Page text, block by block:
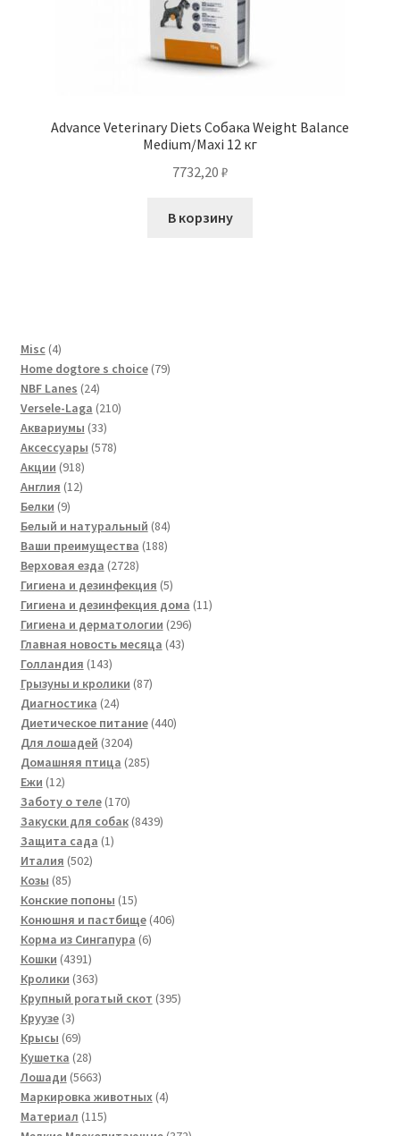
Advance Veterinary Diets Собака Weight Balance
Medium/Maxi 12 кг
7732,20 ₽
В корзину
Misc 44
товара
Home dogtore s choice 7979
NBF Lanes 2424
товара
Versele-Laga 210210
Аквариумы 3333
товара
Аксессуары 578578
Акции 918918
товаров
Англия 1212
Белки 99
товаров
Белый и натуральный 8484
товара
Ваши преимущества 188188
Верховая езда 27282728
товаров
Гигиена и дезинфекция 55
товаров
Гигиена и дезинфекция дома 1111
Гигиена и дерматологии 296296
Главная новость месяца 4343
Голландия 143143
товара
Грызуны и кролики 8787
Диагностика 2424
товара
Диетическое питание 440440
Для лошадей 32043204
товара
Домашняя птица 285285
Ежи 1212
товаров
Заботу о теле 170170
товаров
Закуски для собак 84398439
Защита сада 11
Италия 502502
Козы 8585
товаров
Конские попоны 1515
товаров
Конюшня и пастбище 406406
Корма из Сингапура 66
Кошки 43914391
товар
Кролики 363363
товара
Крупный рогатый скот 395395
Круузе 33
товара
Крысы 6969
товаров
Кушетка 2828
товаров
Лошади 56635663
товара
Маркировка животных 44
Материал 115115